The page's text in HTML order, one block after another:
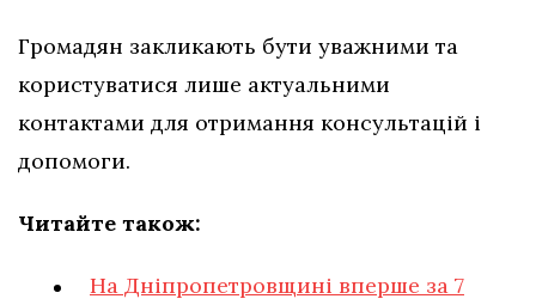
Громадян закликають бути уважними та
користуватися лише актуальними
контактами для отримання консультацій і
допомоги.
Читайте також:
На Дніпропетровщині вперше за 7